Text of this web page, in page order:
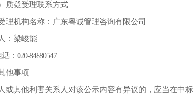
质疑受理联系方式
理机构名称： 广东粤诚管理咨询有限公司
： 梁峻能
： 020-84880547
他事项
或其他利害关系人对该公示内容有异议的，应当在中